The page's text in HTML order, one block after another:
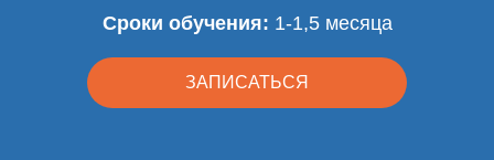
Сроки обучения: 1-1,5 месяца
ЗАПИСАТЬСЯ